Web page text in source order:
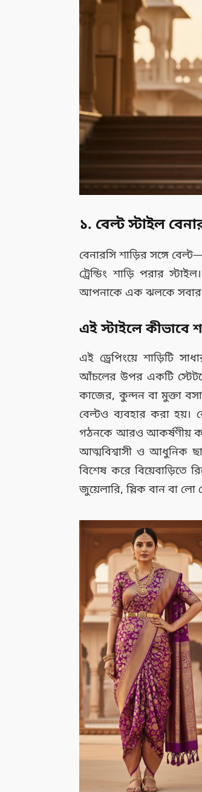
১. বেল্ট স্টাইল
বেনারসি শাড়ির সঙ্গে
ট্রেন্ডিং শাড়ি পরার
আপনাকে এক ঝলকে সবার
এই স্টাইলে কীভাবে
এই ড্রেপিংয়ে শাড়িটি
আঁচলের উপর একটি
কাজের, কুন্দন বা মুক্তা
বেল্টও ব্যবহার করা হয়।
গঠনকে আরও আকর্ষণীয়
আত্মবিশ্বাসী ও আধুনিক
বিশেষ করে বিয়েবাড়িতে
জুয়েলারি, স্লিক বান বা